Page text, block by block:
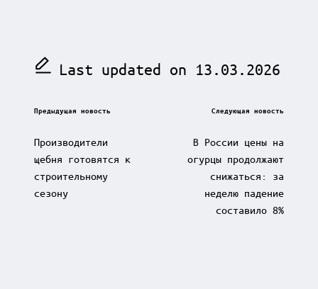
Last updated on 13.03.2026
Post
Предыдущая новость
Производители
щебня готовятся к
строительному
сезону
Следующая новость
В России цены на
огурцы продолжают
снижаться: за
неделю падение
составило 8%